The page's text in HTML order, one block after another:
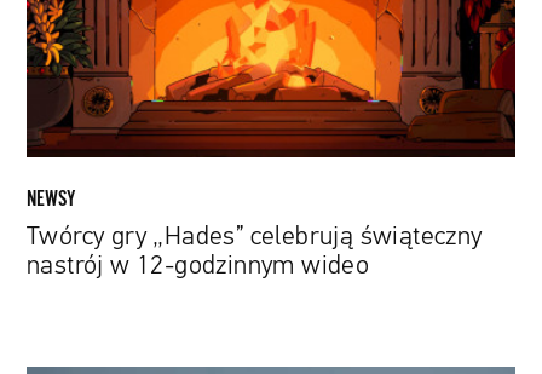
nastrój
w
12-
godzinnym
wideo
NEWSY
Twórcy gry „Hades” celebrują świąteczny
nastrój w 12-godzinnym wideo